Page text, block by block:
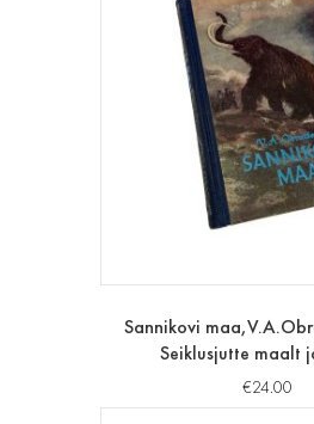
Sannikovi
Seiklusjutte maalt
€24.00